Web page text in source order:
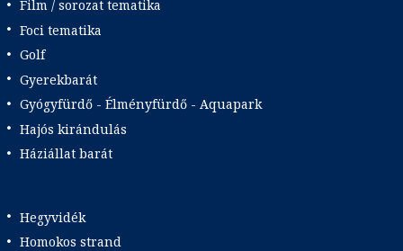
Film / sorozat tematika
Foci tematika
Golf
Gyerekbarát
Gyógyfürdő - Élményfürdő - Aquapark
Hajós kirándulás
Háziállat barát
Hegyvidék
Homokos strand